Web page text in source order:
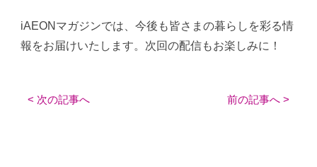
iAEONマガジンでは、今後も皆さまの暮らしを彩る情
報をお届けいたします。次回の配信もお楽しみに！
< 次の記事へ 前の記事へ >